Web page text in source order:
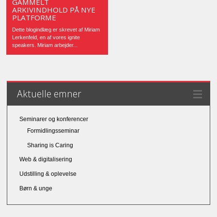
GAMMELT
ARKIVINDHOLD PÅ NYE
PLATFORME
Dette blogindlæg er skrevet af Miriam
Lerkenfeld, en af vores ignite
speakers. Miriam arbejder...
Aktuelle emner
Seminarer og konferencer
Formidlingsseminar
Sharing is Caring
Web & digitalisering
Udstilling & oplevelse
Børn & unge